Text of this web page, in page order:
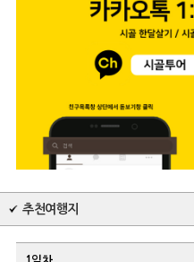
추천여행지